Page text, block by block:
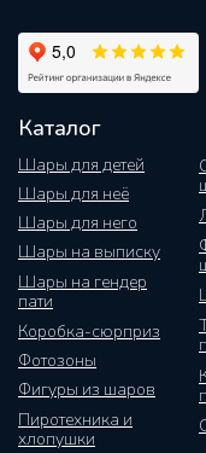
Каталог
Шары для детей
Шары для неё
Шары на выписку
Шары на гендер
пати
Коробка-сюрприз
Фотозоны
Фигуры из шаров
Шары для него
Пиротехника и
хлопушки